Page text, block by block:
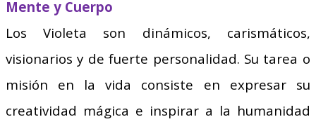
Mente y Cuerpo
Los Violeta son dinámicos, carismáticos,
visionarios y de fuerte personalidad. Su tarea o
misión en la vida consiste en expresar su
creatividad mágica e inspirar a la humanidad